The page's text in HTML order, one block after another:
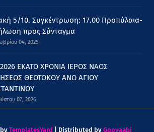
5/10. Συγκέντρωση: 17.00 Προπύλαια-
προς Σύνταγμα
04, 2025
ΕΚΑΤΟ ΧΡΟΝΙΑ ΙΕΡΟΣ ΝΑΟΣ
ΘΕΟΤΟΚΟΥ ΑΝΩ ΑΓΙΟΥ
07, 2026
by TemplatesYard | Distributed by Gooyaabi